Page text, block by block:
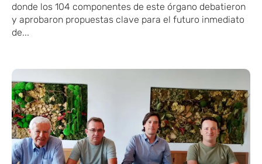
donde los ​104 componentes de este órgano debatieron
y aprobaron propuestas clave para el futuro inmediato
de...